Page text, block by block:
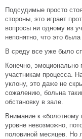
Подсудимые просто
стороны, это играет
вопросы ни одному из
непонятно, что это
В среду все уже было
Конечно,
участникам процесса.
уклону, это даже не
сожалению, больна
обстановку в зале.
Внимание к
уровне невозможно,
половиной месяцев. Но